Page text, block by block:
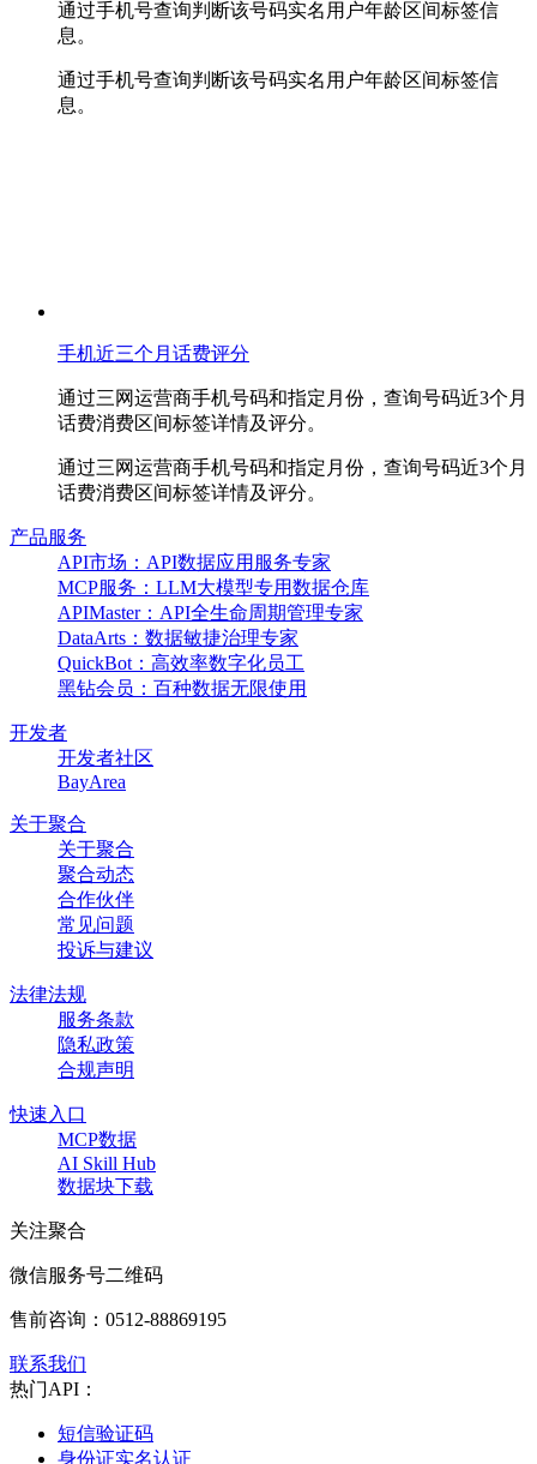
通过手机号查询判断该号码实名用户年龄区间标签信
息。
通过手机号查询判断该号码实名用户年龄区间标签信
息。
手机近三个月话费评分
通过三网运营商手机号码和指定月份，查询号码近3个月
话费消费区间标签详情及评分。
通过三网运营商手机号码和指定月份，查询号码近3个月
话费消费区间标签详情及评分。
产品服务
API市场：API数据应用服务专家
MCP服务：LLM大模型专用数据仓库
APIMaster：API全生命周期管理专家
DataArts：数据敏捷治理专家
QuickBot：高效率数字化员工
黑钻会员：百种数据无限使用
开发者
开发者社区
BayArea
关于聚合
关于聚合
聚合动态
合作伙伴
常见问题
投诉与建议
法律法规
服务条款
隐私政策
合规声明
快速入口
MCP数据
AI Skill Hub
数据块下载
关注聚合
微信服务号二维码
售前咨询： 0512-88869195
联系我们
热门API：
短信验证码
身份证实名认证